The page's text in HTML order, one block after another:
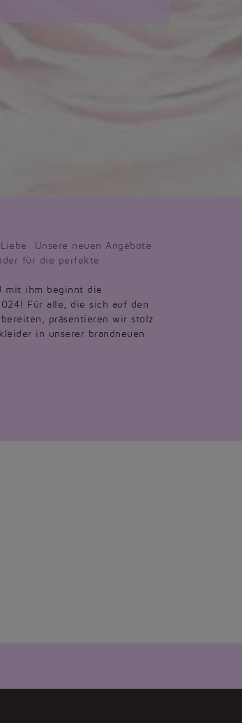
Unsere neuen Angebote
für die perfekte
mit ihm beginnt die
Für alle, die sich auf den
präsentieren wir stolz
in unserer brandneuen